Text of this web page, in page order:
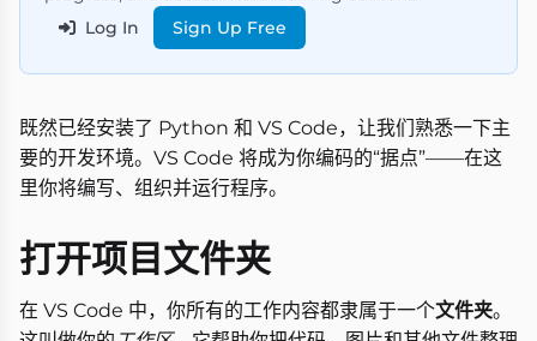
Log In
Sign Up Free
既然已经安装了 Python 和 VS Code，让我们熟悉一下主
要的开发环境。VS Code 将成为你编码的“据点”——在这
里你将编写、组织并运行程序。
打开项目文件夹
在 VS Code 中，你所有的工作内容都隶属于一个文件夹。